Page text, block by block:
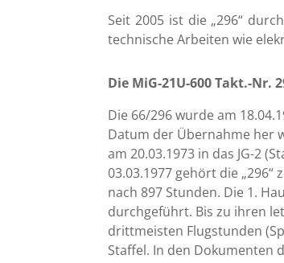
Seit 2005 ist die „296“
technische Arbeiten wie
Die MiG-21U-600 Takt.-Nr.
Die 66/296 wurde am
Datum der Übernahme her
am 20.03.1973 in das JG-2
03.03.1977 gehört die
nach 897 Stunden. Die 1.
durchgeführt. Bis zu ihren
drittmeisten Flugstunden
Staffel. In den Dokumenten